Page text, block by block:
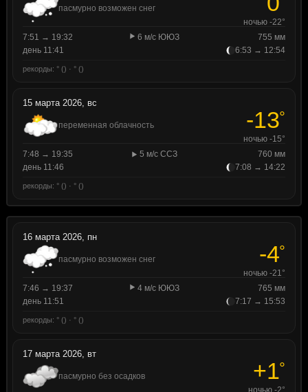
пасмурно возможен снег
ночью -22°
7:51 → 19:32
6 м/с ЮЮЗ
755 мм
день 11:41
6:53 → 12:54
рекорды: ° () · ° ()
15 марта 2026, вс
переменная облачность -13°
ночью -15°
7:48 → 19:35
5 м/с ССЗ
760 мм
день 11:46
7:08 → 14:22
рекорды: ° () · ° ()
16 марта 2026, пн
пасмурно возможен снег -4°
ночью -21°
7:46 → 19:37
4 м/с ЮЮЗ
765 мм
день 11:51
7:17 → 15:53
рекорды: ° () · ° ()
17 марта 2026, вт
пасмурно без осадков +1°